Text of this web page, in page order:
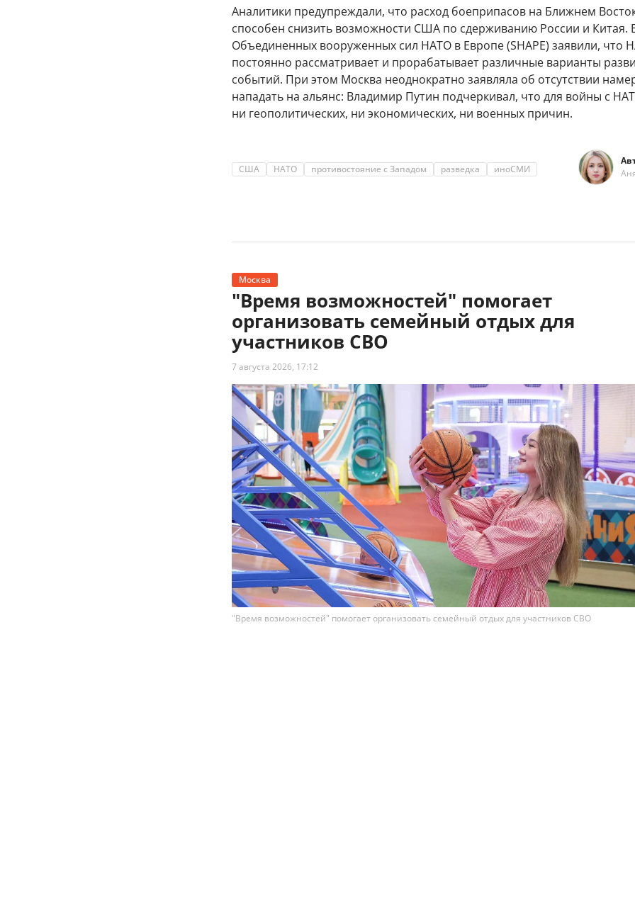
Аналитики предупреждали, что расход боеприпасов на Ближнем
способен снизить возможности США по сдерживанию России и Китая.
Объединенных вооруженных сил НАТО в Европе (SHAPE) заявили, что
постоянно рассматривает и прорабатывает различные варианты
событий. При этом Москва неоднократно заявляла об отсутствии
нападать на альянс: Владимир Путин подчеркивал, что для войны с
ни геополитических, ни экономических, ни военных причин.
США НАТО противостояние с Западом разведка иноСМИ
Москва
"Время возможностей" помогает
организовать семейный отдых для
участников СВО
7 августа 2026, 17:12
"Время возможностей" помогает организовать семейный отдых для участников СВО